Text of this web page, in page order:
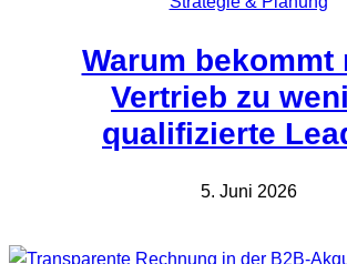
Warum bekommt
Vertrieb zu
qualifizierte
5. Juni 2026